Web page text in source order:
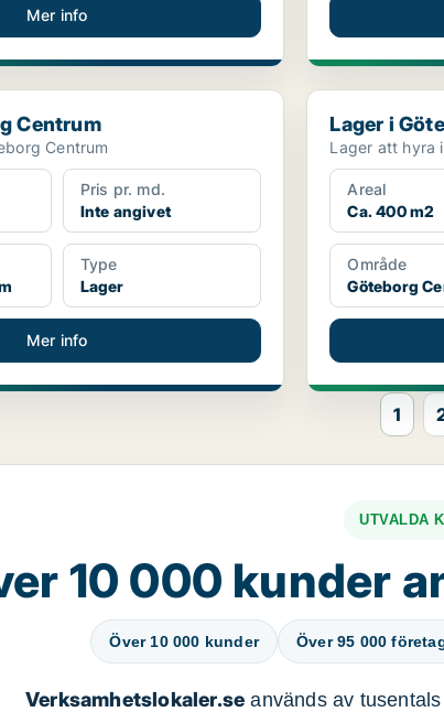
Mer info
Centrum
Centrum
Pris pr. md.
Inte angivet
Type
Lager
Mer info
Lager i
Lager i
Lager att hyra
Areal
Ca. 400 m2
Område
Göteborg
1
UTVALDA
10 000 kunder
Över 10 000 kunder Över 95 000
Verksamhetslokaler.se används av